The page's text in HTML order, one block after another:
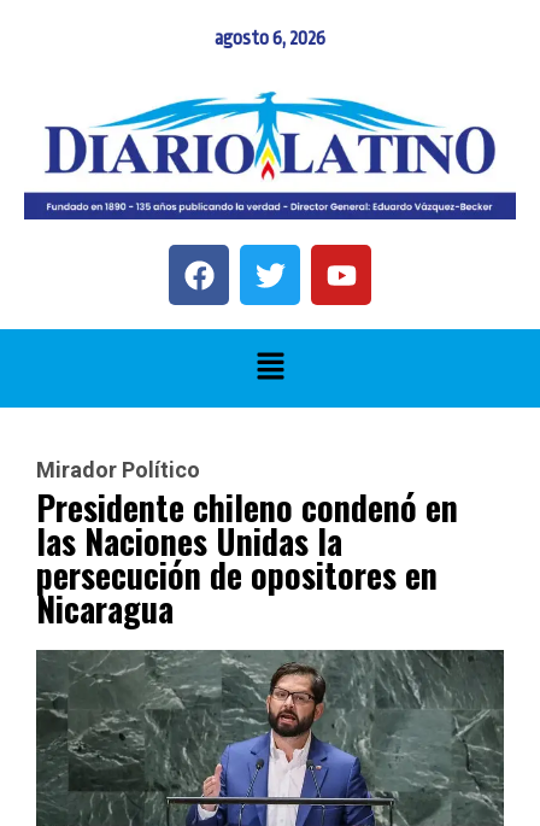
agosto 6, 2026
Mirador Político
Presidente chileno condenó en
las Naciones Unidas la
persecución de opositores en
Nicaragua